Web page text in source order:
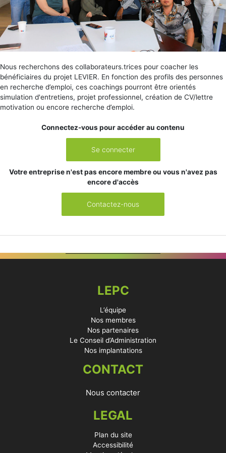
Nous recherchons des collaborateurs.trices pour coacher les
bénéficiaires du projet LEVIER. En fonction des profils des personnes
en recherche d’emploi, ces coachings pourront être orientés
simulation d'entretiens, projet professionnel, création de CV/lettre
motivation ou encore recherche d’emploi.
Connectez-vous pour accéder au contenu
Se connecter
Votre entreprise n'est pas encore membre ou vous n'avez pas
encore d'accès
Contactez-nous
LEPC
L’équipe
Nos membres
Nos partenaires
Le Conseil d’Administration
Nos implantations
CONTACT
Nous contacter
LEGAL
Plan du site
Accessibilité